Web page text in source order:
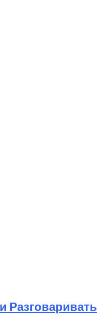
Разговаривать